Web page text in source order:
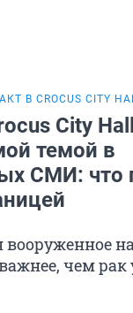
В CROCUS CITY
City
темой в
СМИ: что
чем рак